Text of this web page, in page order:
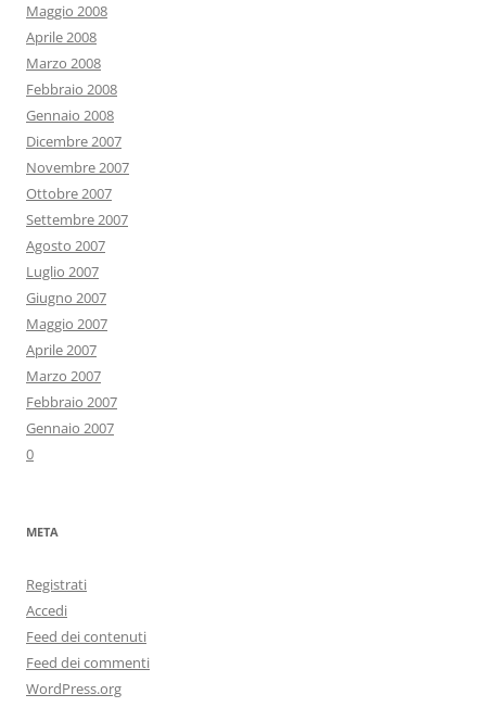
Maggio 2008
Aprile 2008
Marzo 2008
Febbraio 2008
Gennaio 2008
Dicembre 2007
Novembre 2007
Ottobre 2007
Settembre 2007
Agosto 2007
Luglio 2007
Giugno 2007
Maggio 2007
Aprile 2007
Marzo 2007
Febbraio 2007
Gennaio 2007
0
META
Registrati
Accedi
Feed dei contenuti
Feed dei commenti
WordPress.org